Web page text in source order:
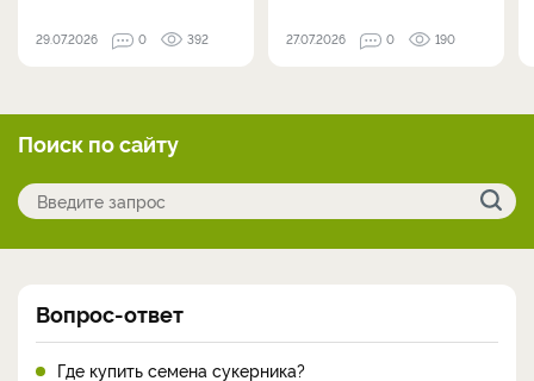
29.07.2026 0 392 27.07.2026 0 190
Поиск по сайту
Вопрос-ответ
Где купить семена сукерника?